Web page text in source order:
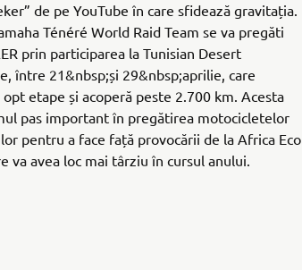
de pe YouTube în care sfidează gravitația.
Ténéré World Raid Team se va pregăti
prin participarea la Tunisian Desert
între 21&nbsp;și 29&nbsp;aprilie, care
etape și acoperă peste 2.700 km. Acesta
pas important în pregătirea motocicletelor
pentru a face față provocării de la Africa Eco
va avea loc mai târziu în cursul anului.